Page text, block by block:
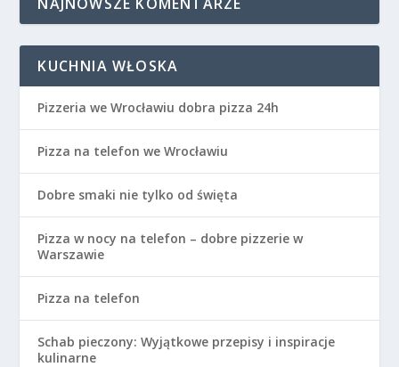
KUCHNIA WŁOSKA
Pizzeria we Wrocławiu dobra pizza 24h
Pizza na telefon we Wrocławiu
Dobre smaki nie tylko od święta
Pizza w nocy na telefon – dobre pizzerie w
Warszawie
Pizza na telefon
Schab pieczony: Wyjątkowe przepisy i inspiracje
kulinarne